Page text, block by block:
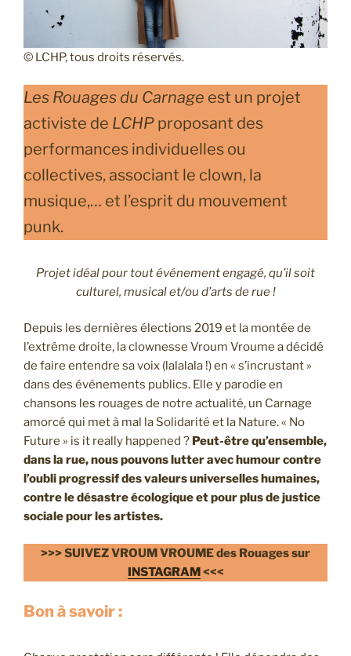
© LCHP, tous droits réservés.
Les Rouages du Carnage est un projet
activiste de LCHP proposant des
performances individuelles ou
collectives, associant le clown, la
musique,… et l’esprit du mouvement
punk.
Projet idéal pour tout événement engagé, qu’il soit
culturel, musical et/ou d’arts de rue !
Depuis les dernières élections 2019 et la montée de
l’extrême droite, la clownesse Vroum Vroume a décidé
de faire entendre sa voix (lalalala !) en « s’incrustant »
dans des événements publics. Elle y parodie en
chansons les rouages de notre actualité, un Carnage
amorcé qui met à mal la Solidarité et la Nature. « No
Future » is it really happened ? Peut-être qu’ensemble,
dans la rue, nous pouvons lutter avec humour contre
l’oubli progressif des valeurs universelles humaines,
contre le désastre écologique et pour plus de justice
sociale pour les artistes.
>>> SUIVEZ VROUM VROUME des Rouages sur
INSTAGRAM<<<
Bon à savoir :